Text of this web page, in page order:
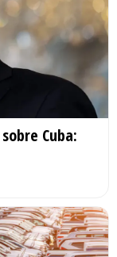
Cuba: